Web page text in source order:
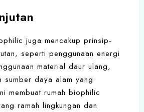
juga mencakup prinsip-
seperti penggunaan energi
material daur ulang,
sumber daya alam yang
membuat rumah biophilic
ramah lingkungan dan